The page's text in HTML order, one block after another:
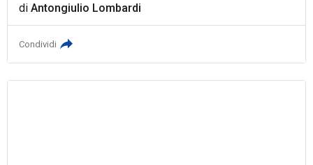
diAntongiulio Lombardi
Condividi